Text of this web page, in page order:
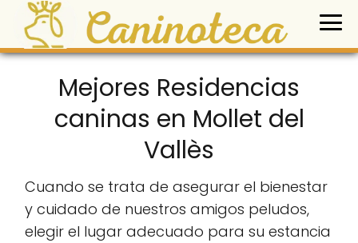
Mejores Residencias
caninas en Mollet del
Vallès
Cuando se trata de asegurar el bienestar
y cuidado de nuestros amigos peludos,
elegir el lugar adecuado para su estancia